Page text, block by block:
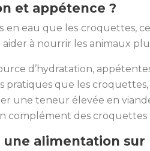
et appétence ?
en eau que les croquettes,
à nourrir les animaux
d’hydratation,
pratiques que les
une teneur élevée en
complément des
une alimentation sur